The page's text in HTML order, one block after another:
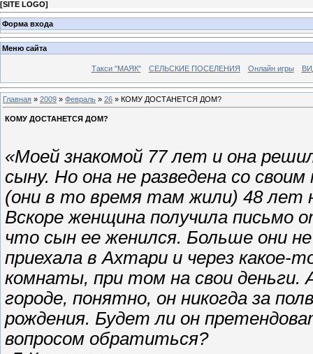
[SITE LOGO]
Форма входа
Меню сайта
Такси "МАЯК" СЕЛЬСКИЕ ПОСЕЛЕНИЯ Онлайн игры
Главная » 2009 » Февраль » 26 » КОМУ ДОСТАНЕТСЯ ДОМ?
КОМУ ДОСТАНЕТСЯ ДОМ?
«Моей знакомой 77 лет и она
сыну. Но она не разведена со
(они в то время там жили) 48 лет
Вскоре женщина получила письмо
что сын ее женился. Больше они
приехала в Ахтари и через какое-
комнаты, при том на свои деньги.
городе, понятно, он никогда за
рождения. Будет ли он
вопросом обратиться?